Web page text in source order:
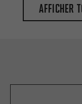
Afficher